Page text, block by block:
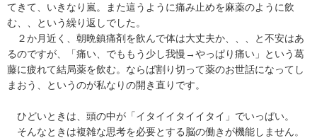
てきて、いきなり嵐。また這うように痛み止めを麻薬のように飲
む、、という繰り返しでした。
２か月近く、朝晩鎮痛剤を飲んで体は大丈夫か、、、と不安はあ
るのですが、「痛い、でももう少し我慢→やっぱり痛い」という葛
藤に疲れて結局薬を飲む。ならば割り切って薬のお世話になってし
まおう、というのが私なりの開き直りです。
ひどいときは、頭の中が「イタイイタイイタイ」でいっぱい。
そんなときは複雑な思考を必要とする脳の働きが機能しません。